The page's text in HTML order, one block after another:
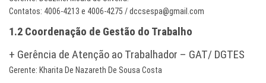
Contatos: 4006-4213 e 4006-4275 / dccsespa@gmail.com
1.2 Coordenação de Gestão do Trabalho
+ Gerência de Atenção ao Trabalhador – GAT/ DGTES
Gerente: Kharita De Nazareth De Sousa Costa